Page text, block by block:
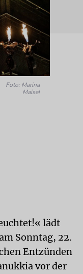
Foto: Marina
Maisel
lädt
Sonntag, 22.
Entzünden
vor der